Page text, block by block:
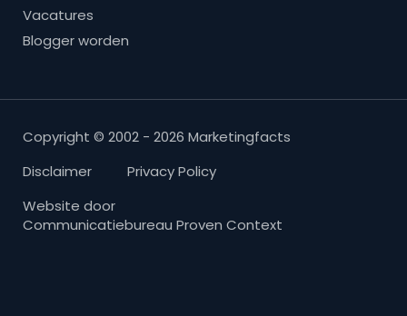
Vacatures
Blogger worden
Copyright © 2002 - 2026 Marketingfacts
Disclaimer
Privacy Policy
Website door
Communicatiebureau Proven Context